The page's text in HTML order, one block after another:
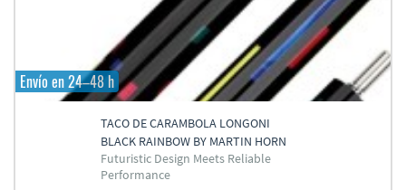
Envío en 24–48 h
TACO DE CARAMBOLA LONGONI
BLACK RAINBOW BY MARTIN HORN
Futuristic Design Meets Reliable
Performance